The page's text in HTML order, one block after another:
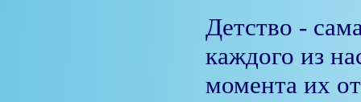
Детство -
каждого из
момента их